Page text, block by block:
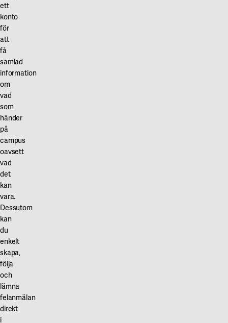
ett
konto
för
att
få
samlad
information
om
vad
som
händer
på
campus
oavsett
vad
det
kan
vara.
Dessutom
kan
du
enkelt
skapa,
följa
och
lämna
felanmälan
direkt
i